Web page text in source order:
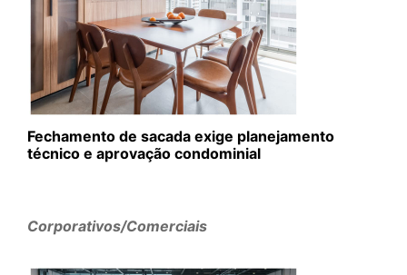
Fechamento de sacada exige planejamento
técnico e aprovação condominial
Corporativos/Comerciais